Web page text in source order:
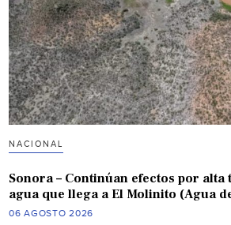
NACIONAL
Sonora – Continúan efectos por alta
agua que llega a El Molinito (Agua
06 AGOSTO 2026